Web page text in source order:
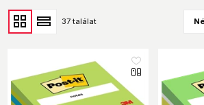
37 találat
like_16